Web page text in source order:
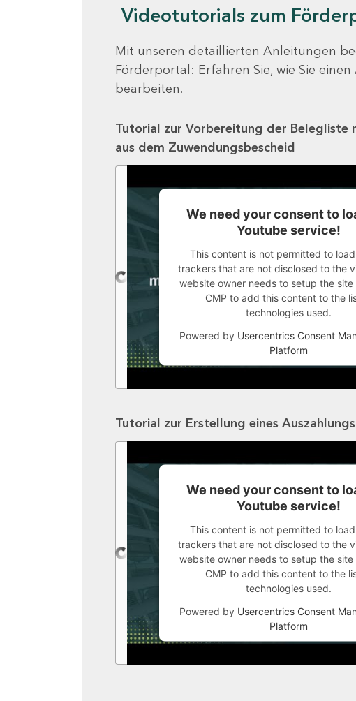
Videotutorials zum
Mit unseren detaillierten Anleitungen
Förderportal: Erfahren Sie, wie Sie
bearbeiten.
Tutorial zur Vorbereitung der Belegliste
aus dem Zuwendungsbescheid
We need your consent to
Youtube service!
This content is not permitted to
trackers that are not disclosed to the
website owner needs to setup the
CMP to add this content to the
technologies used.
Powered by Usercentrics Consent
Platform
Tutorial zur Erstellung eines
We need your consent to
Youtube service!
This content is not permitted to
trackers that are not disclosed to the
website owner needs to setup the
CMP to add this content to the
technologies used.
Powered by Usercentrics Consent
Platform